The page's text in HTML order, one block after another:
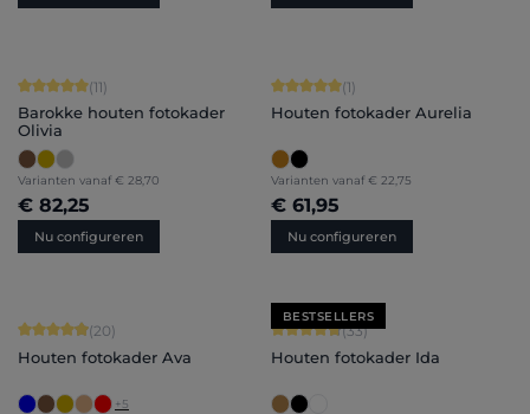
Gemiddelde score van 5 op 5 sterren
(11)
Barokke houten fotokader
Olivia
Varianten vanaf € 28,70
€ 82,25
Nu configureren
Gemiddelde score van 5 op 5 sterren
(1)
Houten fotokader Aurelia
Varianten vanaf € 22,75
€ 61,95
Nu configureren
Gemiddelde score van 4.9 op 5 sterren
(20)
Houten fotokader Ava
+5
BESTSELLERS
Gemiddelde score van 4.79 op 5
(33)
Houten fotokader Ida